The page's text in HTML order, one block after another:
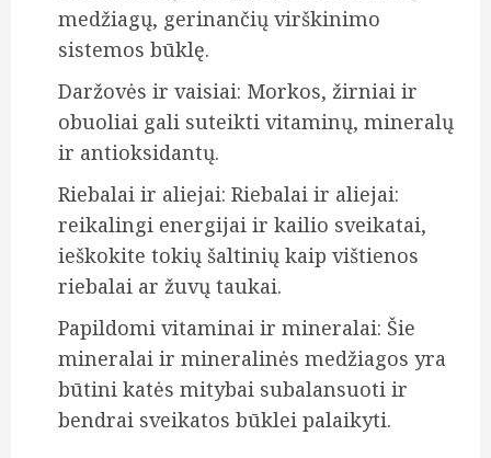
medžiagų, gerinančių virškinimo
sistemos būklę.
Daržovės ir vaisiai: Morkos, žirniai ir
obuoliai gali suteikti vitaminų, mineralų
ir antioksidantų.
Riebalai ir aliejai: Riebalai ir aliejai:
reikalingi energijai ir kailio sveikatai,
ieškokite tokių šaltinių kaip vištienos
riebalai ar žuvų taukai.
Papildomi vitaminai ir mineralai: Šie
mineralai ir mineralinės medžiagos yra
būtini katės mitybai subalansuoti ir
bendrai sveikatos būklei palaikyti.